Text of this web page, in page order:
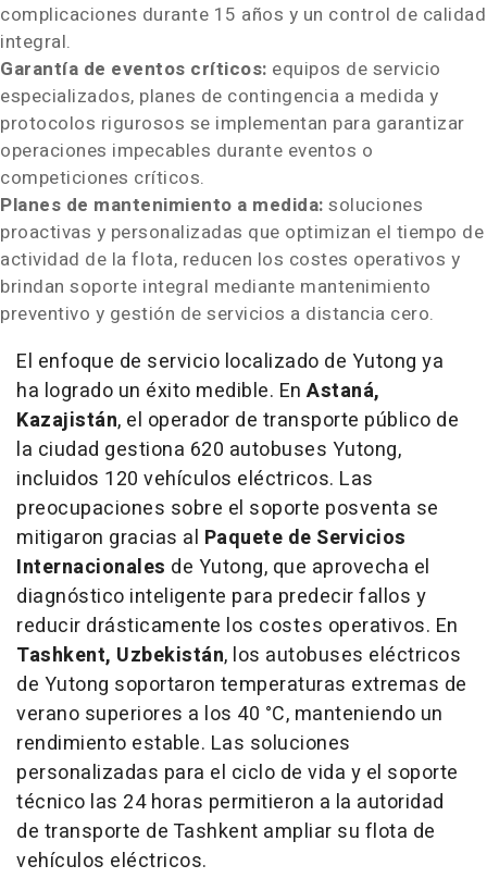
complicaciones durante 15 años y un control de calidad
integral.
Garantía de eventos críticos: equipos de servicio
especializados, planes de contingencia a medida y
protocolos rigurosos se implementan para garantizar
operaciones impecables durante eventos o
competiciones críticos.
Planes de mantenimiento a medida: soluciones
proactivas y personalizadas que optimizan el tiempo de
actividad de la flota, reducen los costes operativos y
brindan soporte integral mediante mantenimiento
preventivo y gestión de servicios a distancia cero.
El enfoque de servicio localizado de Yutong ya
ha logrado un éxito medible. En Astaná,
Kazajistán, el operador de transporte público de
la ciudad gestiona 620 autobuses Yutong,
incluidos 120 vehículos eléctricos. Las
preocupaciones sobre el soporte posventa se
mitigaron gracias al Paquete de Servicios
Internacionales de Yutong, que aprovecha el
diagnóstico inteligente para predecir fallos y
reducir drásticamente los costes operativos. En
Tashkent, Uzbekistán, los autobuses eléctricos
de Yutong soportaron temperaturas extremas de
verano superiores a los 40 °C, manteniendo un
rendimiento estable. Las soluciones
personalizadas para el ciclo de vida y el soporte
técnico las 24 horas permitieron a la autoridad
de transporte de Tashkent ampliar su flota de
vehículos eléctricos.